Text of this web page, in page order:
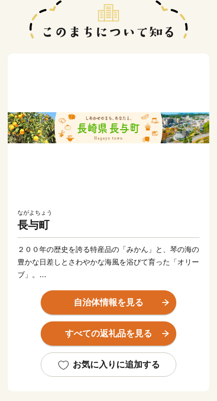
ながよちょう
長与町
２００年の歴史を誇る特産品の「みかん」と、琴の海の
豊かな日差しとさわやかな海風を浴びて育った「オリー
ブ」。
どこにでもあるような、でもここにしかない景色があり
“自然美” “造形美” に彩られた、住みやすさが自慢の風光
明媚な町です。
そんな長与町より心をこめて、お礼の品を贈呈いたしま
自治体情報を見る
すべての返礼品を見る
お気に入りに追加する